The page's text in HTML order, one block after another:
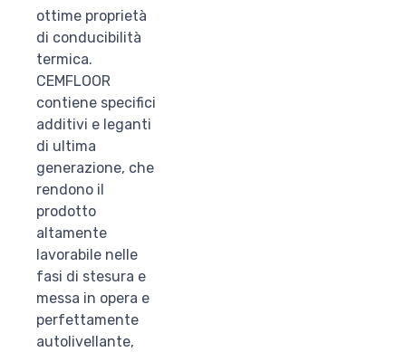
ottime proprietà
di conducibilità
termica.
CEMFLOOR
contiene specifici
additivi e leganti
di ultima
generazione, che
rendono il
prodotto
altamente
lavorabile nelle
fasi di stesura e
messa in opera e
perfettamente
autolivellante,